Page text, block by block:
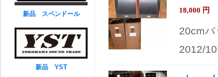
18,000 円
20cm
2012/10
新品 スペンドール
新品 YST